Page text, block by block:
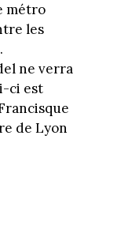
métro
les
ne verra
ci est
de Lyon